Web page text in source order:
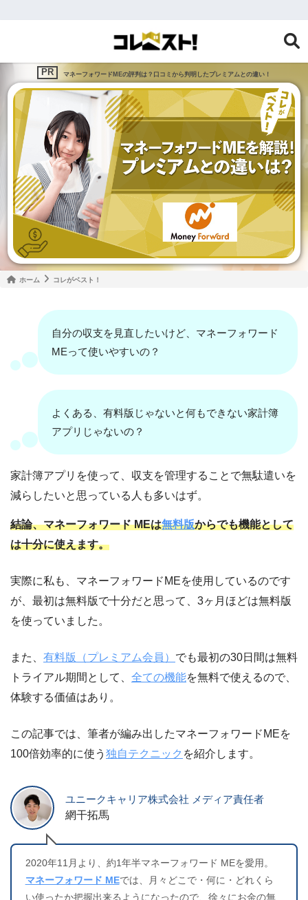
マネーフォワードMEの評判は？口コミから判明したプレミアムとの違い！
ホーム コレがベスト！
自分の収支を見直したいけど、マネーフォワード
MEって使いやすいの？
よくある、有料版じゃないと何もできない家計簿
アプリじゃないの？
家計簿アプリを使って、収支を管理することで無駄遣いを
減らしたいと思っている人も多いはず。
結論、マネーフォワード MEは無料版からでも機能として
は十分に使えます。
実際に私も、マネーフォワードMEを使用しているのです
が、最初は無料版で十分だと思って、3ヶ月ほどは無料版
を使っていました。
また、 有料版（プレミアム会員） でも最初の30日間は無料
トライアル期間として、 全ての機能を無料で使えるので、
体験する価値はあり。
この記事では、筆者が編み出したマネーフォワードMEを
100倍効率的に使う 独自テクニック を紹介します。
ユニークキャリア株式会社 メディア責任者
網干拓馬
2020年11月より、約1年半マネーフォワード MEを愛用。
マネーフォワード MEでは、月々どこで・何に・どれくら
い使ったか把握出来るようになったので、徐々にお金の無